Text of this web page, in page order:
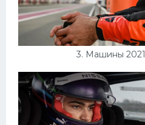
3. Машины